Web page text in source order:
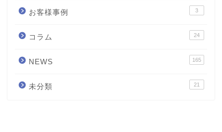
お客様事例 3
コラム 24
NEWS 165
未分類 21